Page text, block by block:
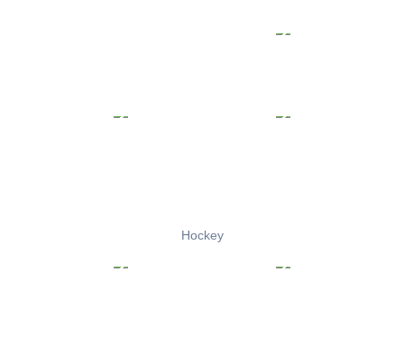
Hockey